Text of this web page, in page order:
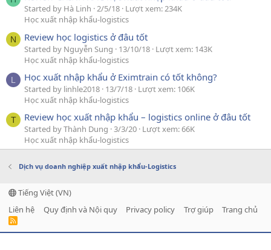
Started by Hà Linh 2/5/18 Lượt xem: 234K
Học xuất nhập khẩu-logistics
N Review học logistics ở đâu tốt
Started by Nguyễn Sung 13/10/18 Lượt xem: 143K
Học xuất nhập khẩu-logistics
L Học xuất nhập khẩu ở Eximtrain có tốt không?
Started by linhle2018 13/7/18 Lượt xem: 106K
Học xuất nhập khẩu-logistics
T Review học xuất nhập khẩu – logistics online ở đâu tốt
Started by Thành Dung 3/3/20 Lượt xem: 66K
Học xuất nhập khẩu-logistics
Dịch vụ doanh nghiệp xuất nhập khẩu-Logistics
Tiếng Việt (VN)
Liên hệ
Quy định và Nội quy Privacy policy Trợ giúp Trang chủ
R